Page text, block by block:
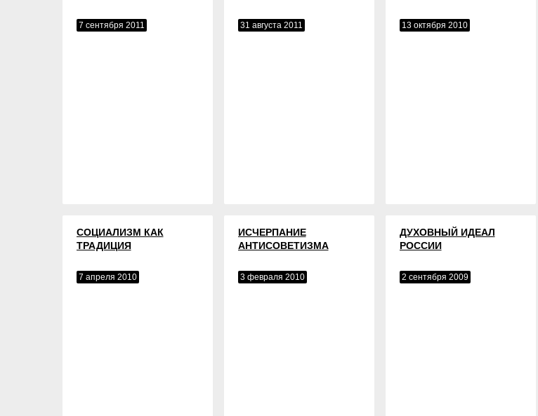
7 сентября 2011 31 августа 2011 13 октября 2010
СОЦИАЛИЗМ КАК
ТРАДИЦИЯ
7 апреля 2010
ИСЧЕРПАНИЕ
АНТИСОВЕТИЗМА
3 февраля 2010
ДУХОВНЫЙ ИДЕАЛ
РОССИИ
2 сентября 2009